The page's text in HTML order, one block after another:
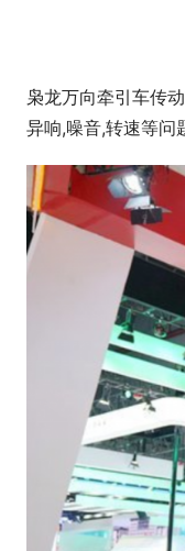
枭龙万向牵引车传
异响,噪音,转速等问